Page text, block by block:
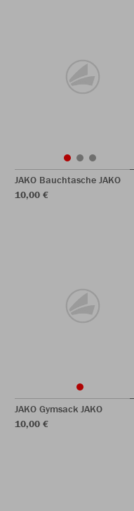
JAKO Bauchtasche JAKO
10,00 €
JAKO Gymsack JAKO
10,00 €